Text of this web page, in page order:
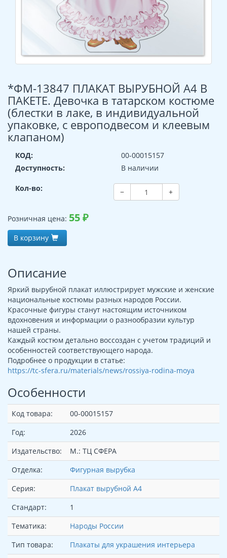
*ФМ-13847 ПЛАКАТ ВЫРУБНОЙ А4 В
ПАКЕТЕ. Девочка в татарском костюме
(блестки в лаке, в индивидуальной
упаковке, с европодвесом и клеевым
клапаном)
КОД:
00-00015157
Доступность:
В наличии
Кол-во: − +
Розничная цена: 55₽
В корзину
Описание
Яркий вырубной плакат иллюстрирует мужские и женские
национальные костюмы разных народов России.
Красочные фигуры станут настоящим источником
вдохновения и информации о разнообразии культур
нашей страны.
Каждый костюм детально воссоздан с учетом традиций и
особенностей соответствующего народа.
Подробнее о продукции в статье:
https://tc-sfera.ru/materials/news/rossiya-rodina-moya
Особенности
Код товара:
00-00015157
Год:
2026
Издательство:
М.: ТЦ СФЕРА
Отделка:
Фигурная вырубка
Серия:
Плакат вырубной А4
Стандарт:
1
Тематика:
Народы России
Тип товара:
Плакаты для украшения интерьера